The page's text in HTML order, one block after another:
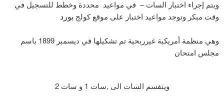
وقت مبكر وتوجد مواعيد اختبار على موقع كولج بورد
مجلس امتحان
وينقسم السات الى ,سات 1 و سات 2